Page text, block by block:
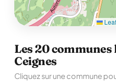
Les 20 communes
Ceignes
Cliquez sur une commune